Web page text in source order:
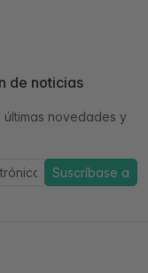
de noticias
novedades y
Suscríbase a